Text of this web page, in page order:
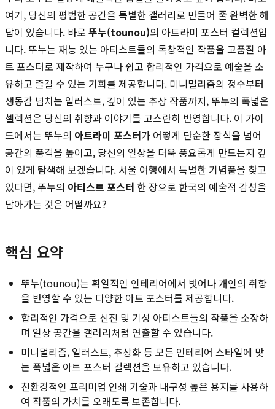
여기, 당신의 평범한 공간을 특별한 갤러리로 만들어 줄 완벽한 해
답이 있습니다. 바로 뚜누(tounou)의 아트라미 포스터 컬렉션입
니다. 뚜누는 재능 있는 아티스트들의 독창적인 작품을 고품질 아
트 포스터로 제작하여 누구나 쉽고 합리적인 가격으로 예술을 소
유하고 즐길 수 있는 기회를 제공합니다. 미니멀리즘의 정수부터
생동감 넘치는 일러스트, 깊이 있는 추상 작품까지, 뚜누의 폭넓은
셀렉션은 당신의 취향과 이야기를 고스란히 반영합니다. 이 가이
드에서는 뚜누의 아트라미 포스터가 어떻게 단순한 장식을 넘어
공간의 품격을 높이고, 당신의 일상을 더욱 풍요롭게 만드는지 깊
이 있게 탐색해 보겠습니다. 서울 여행에서 특별한 기념품을 찾고
있다면, 뚜누의 아티스트 포스터 한 장으로 한국의 예술적 감성을
담아가는 것은 어떨까요?
핵심 요약
뚜누(tounou)는 획일적인 인테리어에서 벗어나 개인의 취향
을 반영할 수 있는 다양한 아트 포스터를 제공합니다.
합리적인 가격으로 신진 및 기성 아티스트들의 작품을 소장하
며 일상 공간을 갤러리처럼 연출할 수 있습니다.
미니멀리즘, 일러스트, 추상화 등 모든 인테리어 스타일에 맞
는 폭넓은 아트 포스터 컬렉션을 보유하고 있습니다.
친환경적인 프리미엄 인쇄 기술과 내구성 높은 용지를 사용하
여 작품의 가치를 오래도록 보존합니다.